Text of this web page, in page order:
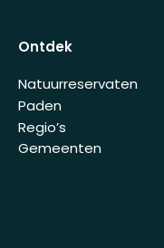
Ontdek
Natuurreservaten
Paden
Regio’s
Gemeenten